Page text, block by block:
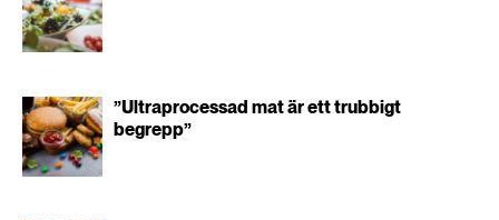
”Ultraprocessad mat är ett trubbigt
begrepp”